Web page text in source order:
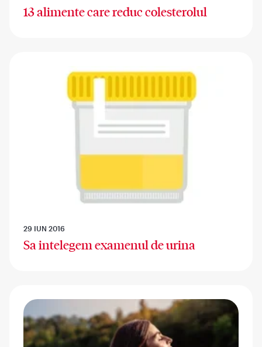
13 alimente care reduc colesterolul
29 IUN 2016
Sa intelegem examenul de urina